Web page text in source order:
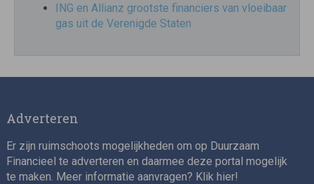
ING en Allianz grootste financiers van vloeibaar
gas uit de Verenigde Staten
Adverteren
Er zijn ruimschoots mogelijkheden om op Duurzaam
Financieel te adverteren en daarmee deze portal mogelijk
te maken. Meer informatie aanvragen? Klik hier!